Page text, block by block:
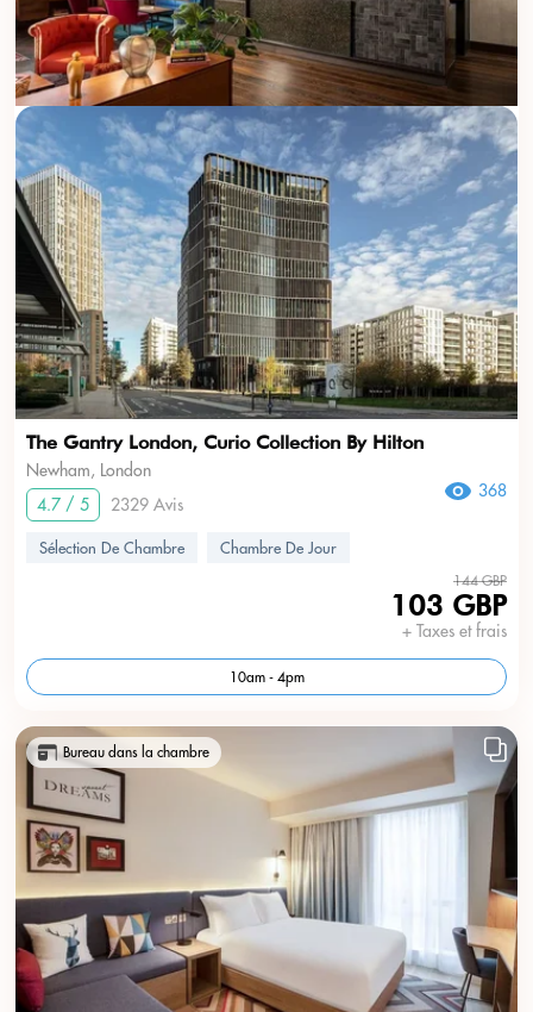
The Gantry London, Curio Collection By Hilton
Newham, London
4.7 / 5
2329 Avis
368
Sélection De Chambre Chambre De Jour
144 GBP
103 GBP
+ Taxes et frais
10am - 4pm
Bureau dans la chambre